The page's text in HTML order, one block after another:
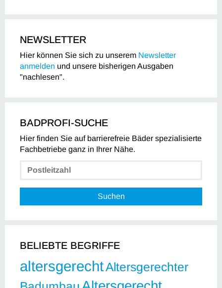
NEWSLETTER
Hier können Sie sich zu unserem Newsletter
anmelden und unsere bisherigen Ausgaben
"nachlesen".
BADPROFI-SUCHE
Hier finden Sie auf barrierefreie Bäder spezialisierte
Fachbetriebe ganz in Ihrer Nähe.
Suchen
BELIEBTE BEGRIFFE
altersgerechtAltersgerechter